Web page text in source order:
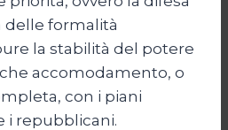
delle formalità
la stabilità del potere
accomodamento, o
con i piani
i repubblicani.